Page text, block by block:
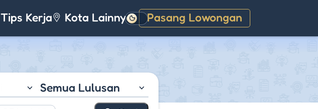
Tips Kerja Kota Lainnya Pasang Lowongan
Gelap
Semua Lulusan